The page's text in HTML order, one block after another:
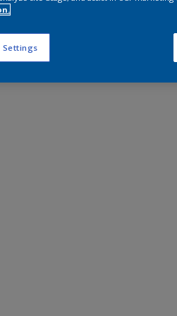
Settings